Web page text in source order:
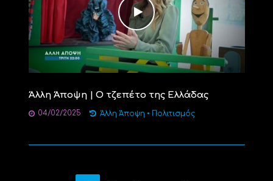
Άλλη Άποψη | Ο τζεπέτο της Ελλάδας
04/02/2025 Άλλη Άποψη • Πολιτισμός